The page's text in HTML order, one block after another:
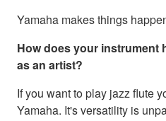
Yamaha makes things
How does your instrument
as an artist?
If you want to play jazz flute
Yamaha. It's versatility is